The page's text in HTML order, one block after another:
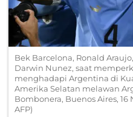
Bek Barcelona, Ronald
Darwin Nunez, saat
menghadapi Argentina di
Amerika Selatan melawan
Bombonera, Buenos Aires, 16
AFP)